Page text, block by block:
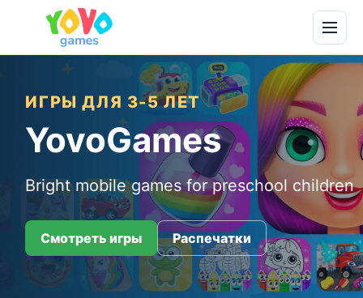
ИГРЫ ДЛЯ 3-5 ЛЕТ
YovoGames
Bright mobile games for preschool children
Смотреть игры Распечатки